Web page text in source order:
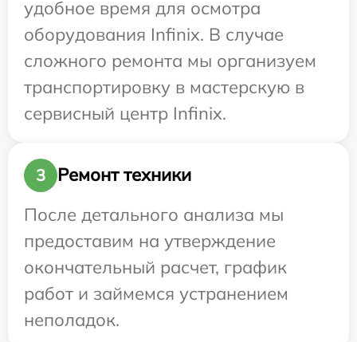
удобное время для осмотра
оборудования Infinix. В случае
сложного ремонта мы организуем
транспортировку в мастерскую в
сервисный центр Infinix.
3
Ремонт техники
После детального анализа мы
предоставим на утверждение
окончательный расчет, график
работ и займемся устранением
неполадок.